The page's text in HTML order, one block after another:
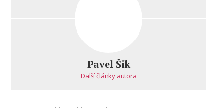
přitom
Pavel Šik
Další články autora